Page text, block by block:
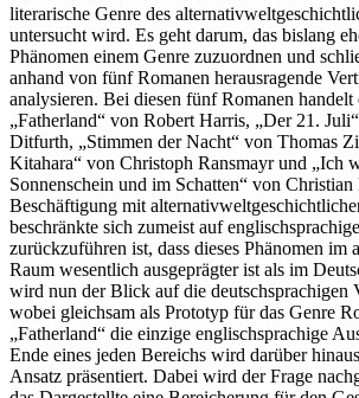
literarische Genre des
untersucht wird. Es geht darum, das bislang
Phänomen einem Genre zuzuordnen und
anhand von fünf Romanen herausragende
analysieren. Bei diesen fünf Romanen handelt
„Fatherland“ von Robert Harris, „Der 21.
Ditfurth, „Stimmen der Nacht“ von Thomas
Kitahara“ von Christoph Ransmayr und „Ich
Sonnenschein und im Schatten“ von
Beschäftigung mit
beschränkte sich zumeist auf
zurückzuführen ist, dass dieses Phänomen im
Raum wesentlich ausgeprägter ist als im
wird nun der Blick auf die deutschsprachigen
wobei gleichsam als Prototyp für das Genre
„Fatherland“ die einzige englischsprachige
Ende eines jeden Bereichs wird darüber
Ansatz präsentiert. Dabei wird der Frage